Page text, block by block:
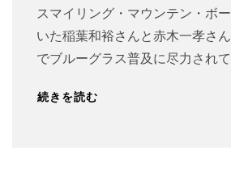
スマイリング・マウンテン・ボ
いた稲葉和裕さんと赤木一孝さ
でブルーグラス普及に尽力され
続きを読む